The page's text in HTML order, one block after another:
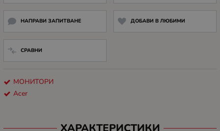
НАПРАВИ ЗАПИТВАНЕ ДОБАВИ В ЛЮБИМИ
СРАВНИ
МОНИТОРИ
Acer
ХАРАКТЕРИСТИКИ